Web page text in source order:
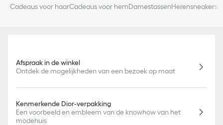
Cadeaus voor haarCadeaus voor hemDamestassenHerensneakers
Afspraak in de winkel
Ontdek de mogelijkheden van een bezoek op maat
Kenmerkende Dior-verpakking
Een voorbeeld en embleem van de knowhow van het
modehuis